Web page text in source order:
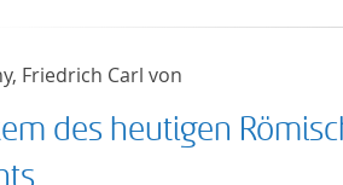
Friedrich Carl von
des heutigen